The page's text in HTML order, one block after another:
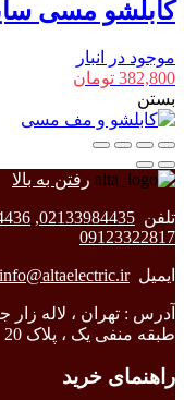
کابلشو مسی سایز
موجود در انبار
382,800 تومان
بستن
رفتن به بالا
تلفن 02133984435
,
09123322817
ایمیلinfo@altaelectric.ir
آدرس : تهران ، لاله
طبقه منفی یک ، پلاک 20
راهنمای خرید